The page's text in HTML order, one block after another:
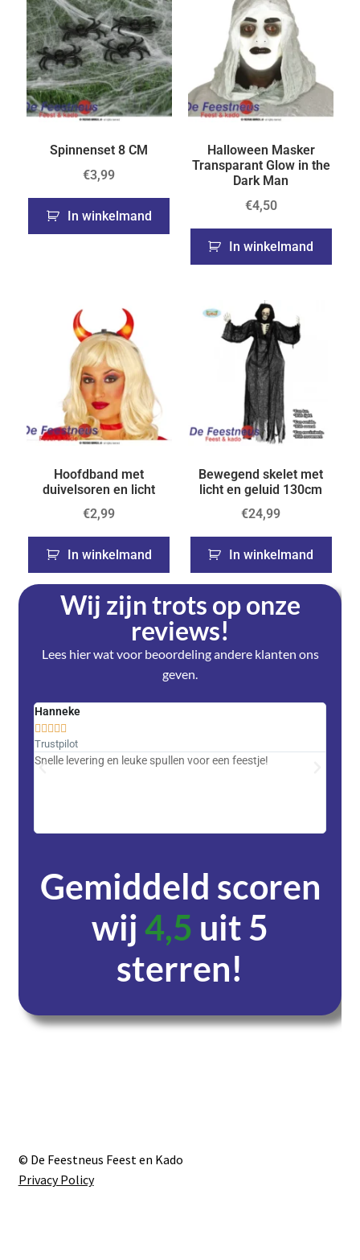
Spinnenset 8 CM
€3,99
In winkelmand
Halloween Masker
Transparant Glow in the
Dark Man
€4,50
In winkelmand
Hoofdband met
duivelsoren en licht
€2,99
In winkelmand
Bewegend skelet met
licht en geluid 130cm
€24,99
In winkelmand
Wij zijn trots op onze
reviews!
Lees hier wat voor beoordeling andere klanten ons
geven.
Hanneke

Trustpilot
Snelle levering en leuke spullen voor een feestje!
Gemiddeld scoren
wij4,5 uit 5
sterren!
© De Feestneus Feest en Kado
Privacy Policy